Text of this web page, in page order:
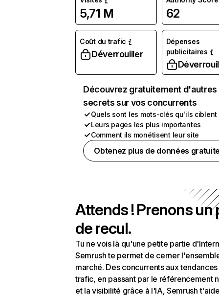
5,71 M 62
Coût du trafic
Déverrouiller
Dépenses
publicitaires
Découvrez gratuitement d'autres
secrets sur vos concurrents
Quels sont les mots-clés qu'ils ciblent
Leurs pages les plus importantes
Comment ils monétisent leur site
Obtenez plus de données
Attends ! Prenons un
de recul.
Tu ne vois là qu'une petite partie
Semrush te permet de cerner
marché. Des concurrents aux
trafic, en passant par le référencement
et la visibilité grâce à l'IA, Semrush